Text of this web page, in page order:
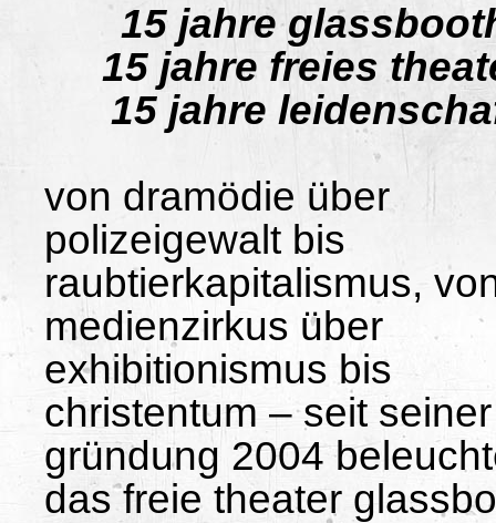
15 jahre
15 jahre freies
15 jahre
von dramödie über
polizeigewalt bis
raubtierkapitalismus,
medienzirkus über
exhibitionismus bis
christentum – seit seiner
gründung 2004
das freie theater